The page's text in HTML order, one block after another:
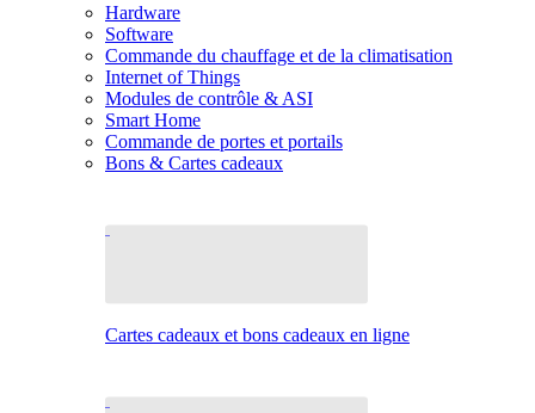
Hardware
Software
Commande du chauffage et de la climatisation
Internet of Things
Modules de contrôle & ASI
Smart Home
Commande de portes et portails
Bons & Cartes cadeaux
Cartes cadeaux et bons cadeaux en ligne